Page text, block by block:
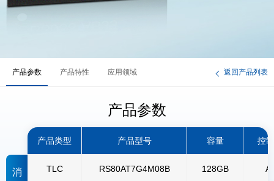
产品参数 产品特性 应用领域 返回产品列表
产品参数
消
产品类型 产品型号 容量 控
TLC RS80AT7G4M08B 128GB